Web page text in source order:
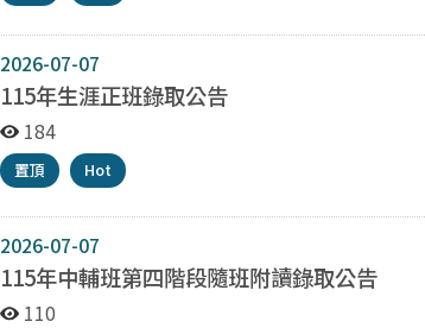
2026-07-07
115年生涯正班錄取公告
184
置頂 Hot
2026-07-07
115年中輔班第四階段隨班附讀錄取公告
110